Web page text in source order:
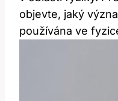
objevte, jaký
používána ve